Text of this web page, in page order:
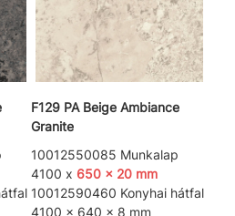
F129 PA Beige Ambiance
Granite
10012550085 Munkalap
4100 x 650 x 20 mm
10012590460 Konyhai hátfal
4100 x 640 x 8 mm